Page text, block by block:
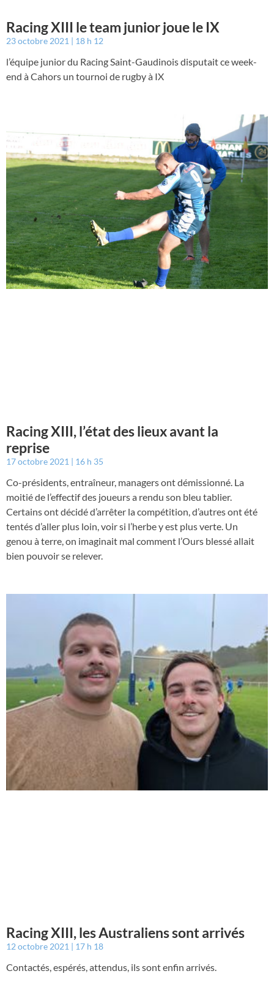
Racing XIII le team junior joue le IX
23 octobre 2021 18 h 12
l’équipe junior du Racing Saint-Gaudinois disputait ce week-
end à Cahors un tournoi de rugby à IX
Racing XIII, l’état des lieux avant la
reprise
17 octobre 2021 16 h 35
Co-présidents, entraîneur, managers ont démissionné. La
moitié de l’effectif des joueurs a rendu son bleu tablier.
Certains ont décidé d’arrêter la compétition, d’autres ont été
tentés d’aller plus loin, voir si l’herbe y est plus verte. Un
genou à terre, on imaginait mal comment l’Ours blessé allait
bien pouvoir se relever.
Racing XIII, les Australiens sont arrivés
12 octobre 2021 17 h 18
Contactés, espérés, attendus, ils sont enfin arrivés.